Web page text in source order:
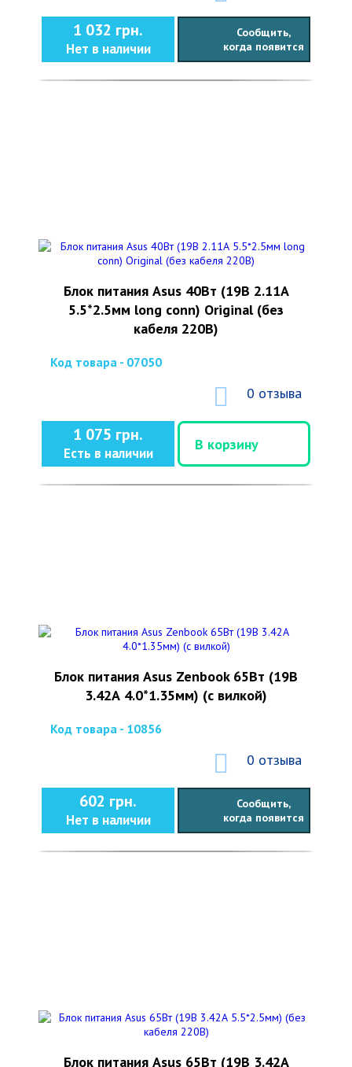
1 032 грн.
Нет в наличии
Сообщить,
когда появится
Блок питания Asus 40Вт (19В 2.11А
5.5*2.5мм long conn) Original (без
кабеля 220В)
Код товара - 07050
0 отзыва
1 075 грн.
Есть в наличии
В корзину
Блок питания Asus Zenbook 65Вт (19В
3.42А 4.0*1.35мм) (с вилкой)
Код товара - 10856
0 отзыва
602 грн.
Нет в наличии
Сообщить,
когда появится
Блок питания Asus 65Вт (19В 3.42А